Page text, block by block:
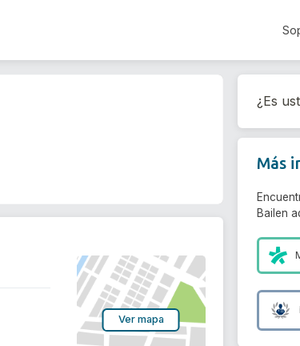
Ver mapa
¿Es
Más
Bailen